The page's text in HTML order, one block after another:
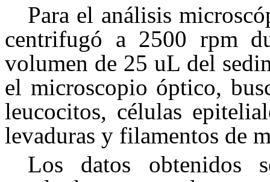
Para el análisis
centrifugó a 2500 rpm
volumen de 25 uL del
el microscopio óptico,
leucocitos, células
levaduras y filamentos de
Los datos obtenidos